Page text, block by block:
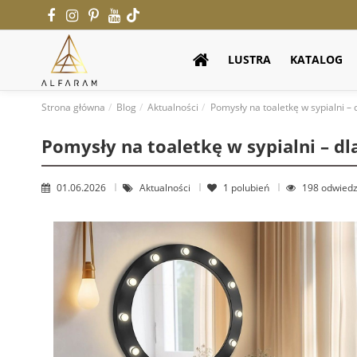
LUSTRA KATALOG
Strona główna Blog Aktualności Pomysły na toaletkę w sypialni
Pomysły na toaletkę w sypialni –
01.06.2026 Aktualności 1 polubień 198